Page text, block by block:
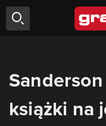
książki na